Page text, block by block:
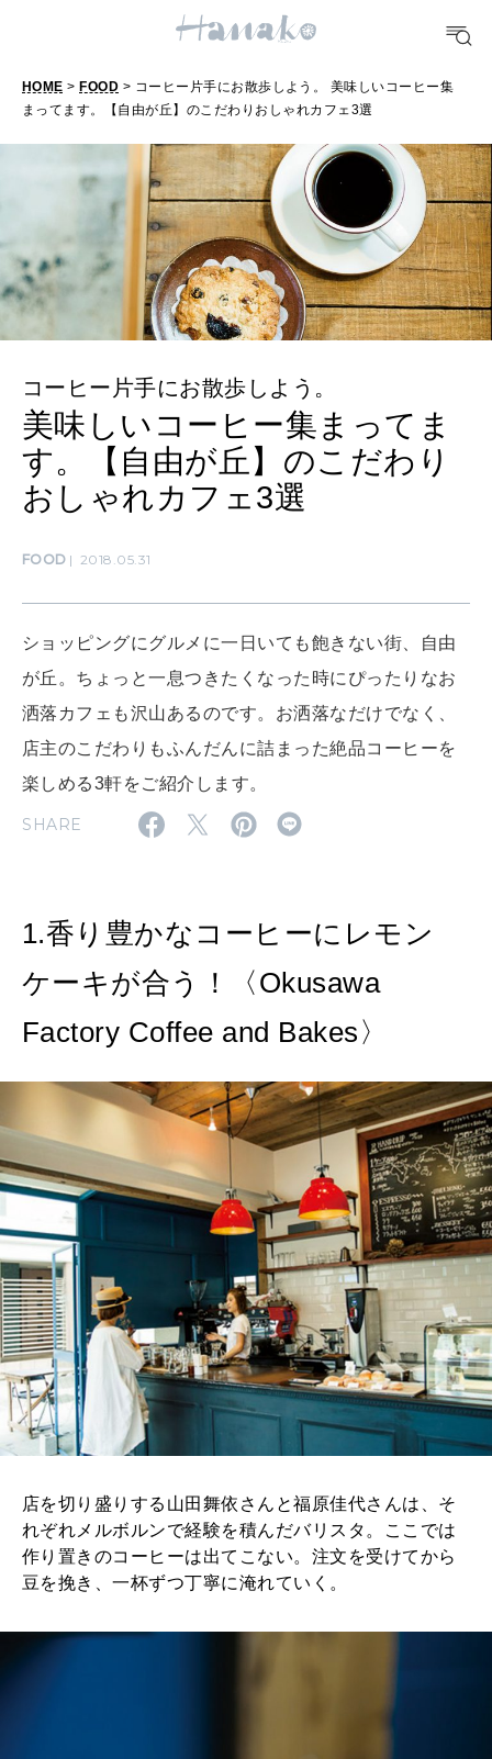
TRAVEL
FORTUNE
明日のわたし
[12星座別] Weekly Holoscope
[12星座別] Monthly Love Holoscope
女神まり愛のタロットメッセージ
算命学がわかる今月のあなた
HEALTH
自分にやさしく
LEARN
知る、考える
MAMA
ママもいろいろ
CULTURE
自分を耕す
WORK&MONEY
いい人生って？
MAGAZINE
2026年9月号「北海道 おいしく遊ぶ、夏のご褒美旅。」
2026年8月号『お茶の時間です。』
2026年7月号「鎌倉 ローカルが 教えてくれた 本当の歩き方。」
2026年6月号「大銀座 トレンドが生まれる 新しい一流店へ。」
2026年5月号「“大好き”に出会いに。韓国」
2026年4月号「未来をつくる、学びの教科書。」
2026年3月号「スイーツ予想図 2026」
2026年2月号「良運を掴む 新・開運術。」
2026年1月号「猫がいれば、幸せ」
MAGAZINE MOOK
FOLLOW US!
HOME > FOOD > コーヒー片手にお散歩しよう。 美味しいコーヒー集
まってます。【自由が丘】のこだわりおしゃれカフェ3選
コーヒー片手にお散歩しよう。
美味しいコーヒー集まってま
す。【自由が丘】のこだわり
おしゃれカフェ3選
FOOD 2018.05.31
ショッピングにグルメに一日いても飽きない街、自由
が丘。ちょっと一息つきたくなった時にぴったりなお
洒落カフェも沢山あるのです。お洒落なだけでなく、
店主のこだわりもふんだんに詰まった絶品コーヒーを
楽しめる3軒をご紹介します。
SHARE
1.香り豊かなコーヒーにレモン
ケーキが合う！〈Okusawa
Factory Coffee and Bakes〉
店を切り盛りする山田舞依さんと福原佳代さんは、そ
れぞれメルボルンで経験を積んだバリスタ。ここでは
作り置きのコーヒーは出てこない。注文を受けてから
豆を挽き、一杯ずつ丁寧に淹れていく。